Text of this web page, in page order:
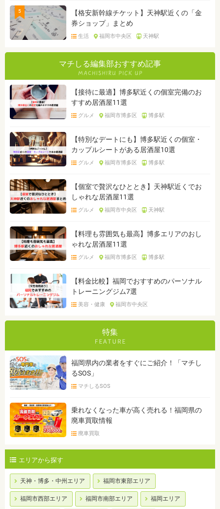
5
【格安新幹線チケット】天神駅近くの「金
券ショップ」まとめ
生活 福岡市中央区 天神駅
マチしる編集部おすすめ記事
【接待に最適】博多駅近くの個室完備のお
すすめ居酒屋11選
グルメ 福岡市博多区 博多駅
【特別なデートにも】博多駅近くの個室・
カップルシートがある居酒屋10選
グルメ 福岡市博多区 博多駅
【個室で贅沢なひととき】天神駅近くでお
しゃれな居酒屋11選
グルメ 福岡市中央区 天神駅
【料理も雰囲気も最高】博多エリアのおし
ゃれな居酒屋11選
グルメ 福岡市博多区 博多駅
【料金比較】福岡でおすすめのパーソナル
トレーニングジム7選
美容・健康 福岡市中央区
特集
福岡県内の業者をすぐにご紹介！「マチし
るSOS」
マチしるSOS
乗れなくなった車が高く売れる！福岡県の
廃車買取情報
廃車買取
エリアから探す
天神・博多・中州エリア 福岡市東部エリア
福岡市西部エリア 福岡市南部エリア 福岡エリア